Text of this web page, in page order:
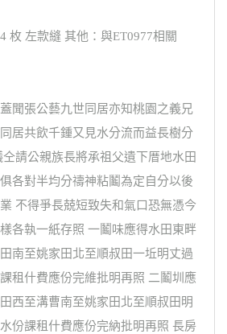
枚 左款縫 其他：與ET0977相關
聞張公藝九世同居亦知桃園之義兄
居共飲千鍾又見水分流而益長樹分
請公親族長將承祖父遺下厝地水田
各對半均分禱神粘鬮為定自分以後
不得爭長兢短致失和氣口恐無憑今
各執一紙存照 一鬮味應得水田東畔
南至姚家田北至順叔田一坵明丈過
租什費應份完維批明再照 二鬮圳應
西至溝曹南至姚家田北至順叔田明
份課租什費應份完納批明再照 長房